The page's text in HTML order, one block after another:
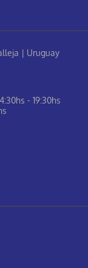
| Uruguay
- 19:30hs